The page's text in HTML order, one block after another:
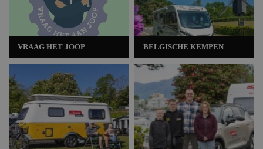
VRAAG HET JOOP BELGISCHE KEMPEN